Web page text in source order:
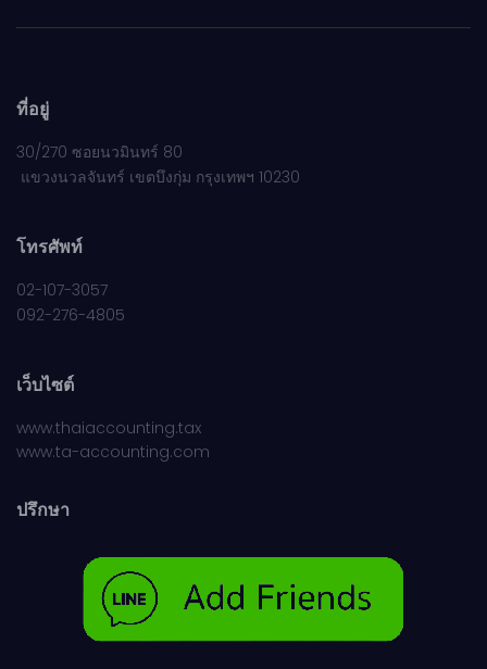
ที่อยู่
30/270 ซอยนวมินทร์ 80
แขวงนวลจันทร์ เขตบึงกุ่ม กรุงเทพฯ 10230
โทรศัพท์
02-107-3057
092-276-4805
เว็บไซต์
www.thaiaccounting.tax
www.ta-accounting.com
ปรึกษา